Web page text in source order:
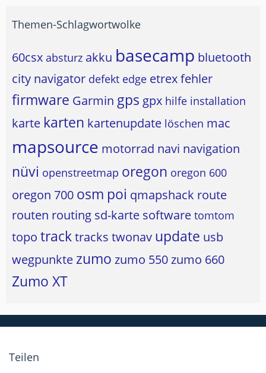
Themen-Schlagwortwolke
60csx absturz akku basecamp bluetooth
city navigator defekt edge etrexfehler
firmware Garmin gps gpx hilfe installation
karte karten kartenupdate löschen mac
mapsource motorrad navi navigation
nüvi openstreetmap oregon oregon 600
oregon 700 osm poi qmapshack route
routen routing sd-karte software tomtom
topo tracktracks twonav update usb
wegpunkte zumo zumo 550zumo 660
Zumo XT
Teilen